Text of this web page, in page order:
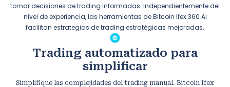
tomar decisiones de trading informadas. Independientemente del
nivel de experiencia, las herramientas de Bitcoin Ifex 360 Ai
facilitan estrategias de trading estratégicas mejoradas.
Trading automatizado para
simplificar
Simplifique las complejidades del trading manual. Bitcoin Ifex